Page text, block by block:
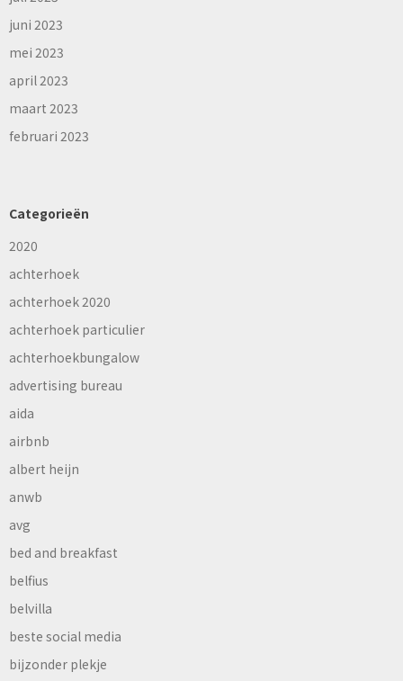
juni 2023
mei 2023
april 2023
maart 2023
februari 2023
Categorieën
2020
achterhoek
achterhoek 2020
achterhoek particulier
achterhoekbungalow
advertising bureau
aida
airbnb
albert heijn
anwb
avg
bed and breakfast
belfius
belvilla
beste social media
bijzonder plekje